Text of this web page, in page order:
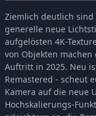
Ziemlich deutlich
generelle neue
aufgelösten 4K-
von Objekten
Auftritt in 2025. Neu
Remastered - scheut
Kamera auf die neue
Hochskalierungs-